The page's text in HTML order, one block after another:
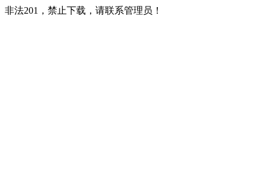
非法201，禁止下载，请联系管理员！